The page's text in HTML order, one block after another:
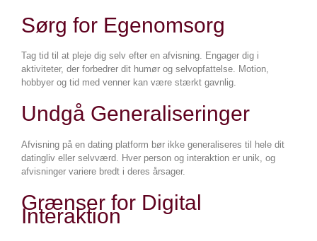
Sørg for Egenomsorg
Tag tid til at pleje dig selv efter en afvisning. Engager dig i
aktiviteter, der forbedrer dit humør og selvopfattelse. Motion,
hobbyer og tid med venner kan være stærkt gavnlig.
Undgå Generaliseringer
Afvisning på en dating platform bør ikke generaliseres til hele dit
datingliv eller selvværd. Hver person og interaktion er unik, og
afvisninger variere bredt i deres årsager.
Grænser for Digital
Interaktion